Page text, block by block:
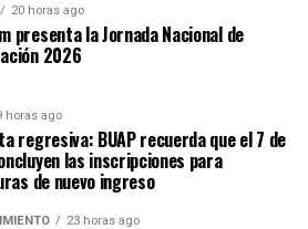
20 horas ago
presenta la Jornada Nacional de
2026
horas ago
regresiva: BUAP recuerda que el 7 de
las inscripciones para
de nuevo ingreso
23 horas ago